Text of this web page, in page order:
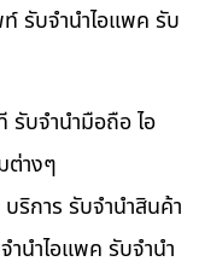
รับจำนำไอแพค รับ
รับจำนำมือถือ ไอ
ต่างๆ
ริการ รับจำนำสินค้า
นำไอแพค รับจำนำ